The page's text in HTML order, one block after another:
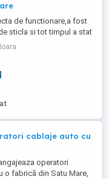
de functionare,a fost
sticla si tot timpul a stat
cablaje auto cu
operatori
o fabrică din Satu Mare,